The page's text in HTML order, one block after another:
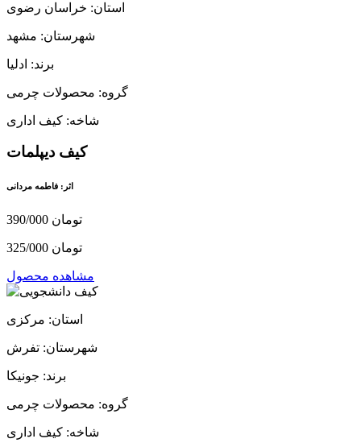
استان: خراسان رضوی
شهرستان: مشهد
برند: ادلیا
گروه: محصولات چرمی
شاخه: کیف اداری
کیف دیپلمات
اثر: فاطمه مردانی
390/000 تومان
325/000 تومان
مشاهده محصول
استان: مرکزی
شهرستان: تفرش
برند: جونیکا
گروه: محصولات چرمی
شاخه: کیف اداری